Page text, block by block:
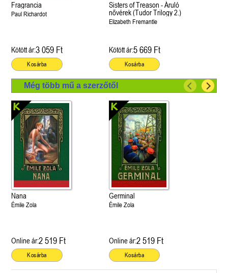
Fragrancia
Paul Richardot
Kötött ár:3 059 Ft
Kosárba
Sisters of Treason - Áruló
nővérek (Tudor Trilogy 2.)
Elizabeth Fremantle
Kötött ár:5 669 Ft
Kosárba
Még több mű a szerzőtől
Nana
Émile Zola
Online ár:2 519 Ft
Kosárba
Germinal
Émile Zola
Online ár:2 519 Ft
Kosárba